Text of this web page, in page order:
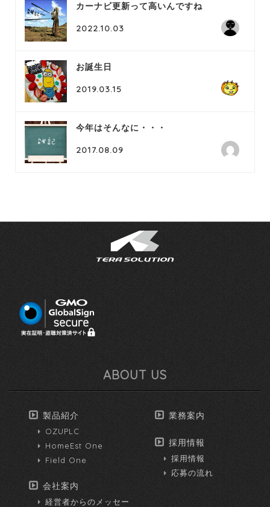
カーナビ更新って高いんですね
2022.10.03
お誕生日
2019.03.15
今年はそんなに・・・
2017.08.09
ABOUT US
製品紹介
OZUPLC
HomeEst One
Field One
会社案内
経営者からのメッセー
業務案内
採用情報
採用情報
応募の流れ